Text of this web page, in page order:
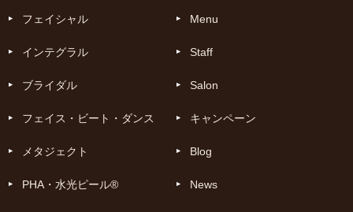
フェイシャル
インテグラル
ブライダル
フェイス・ビート・ダンス
メタジェクト
PHA・水光ピール®
Menu
Staff
Salon
キャンペーン
Blog
News